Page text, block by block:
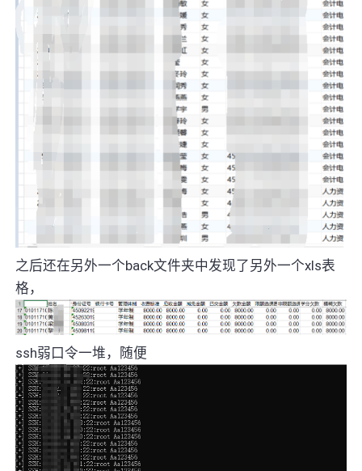
之后还在另外一个back文件夹中发现了另外一个xls表
格，
ssh弱口令一堆，随便